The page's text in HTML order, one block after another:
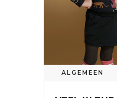
ALGEMEEN